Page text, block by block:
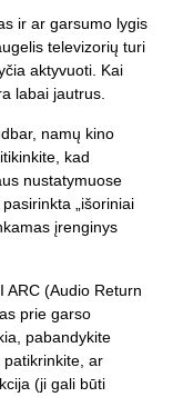
ir ar garsumo lygis
televizorių turi
aktyvuoti. Kai
labai jautrus.
namų kino
kad
nustatymuose
„išoriniai
įrenginys
ARC (Audio Return
prie garso
pabandykite
patikrinkite, ar
(ji gali būti